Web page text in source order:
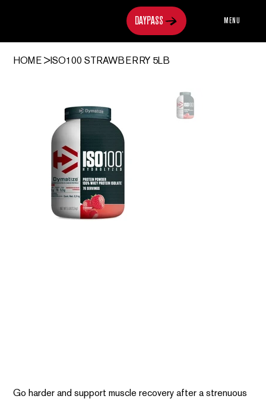
MENU
HOME > ISO100 STRAWBERRY 5LB
Go harder and support muscle recovery after a strenuous